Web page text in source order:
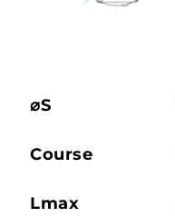
⌀S
Course
Lmax